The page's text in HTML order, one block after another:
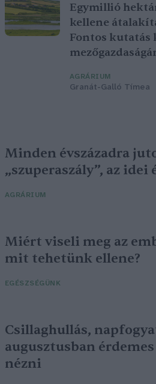
Egymillió
kellene
Fontos kutatás
AGRÁRIUM
Granát-Galló Tímea
Minden évszázadra
„szuperaszály”, az idei
AGRÁRIUM
Miért viseli meg az
mit tehetünk ellene?
EGÉSZSÉGÜNK
Csillaghullás,
augusztusban érdemes
nézni